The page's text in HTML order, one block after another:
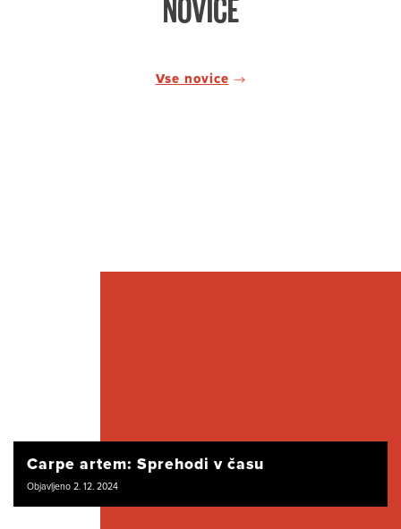
NOVICE
Vse novice
Carpe artem: Sprehodi v času
Objavljeno 2. 12. 2024